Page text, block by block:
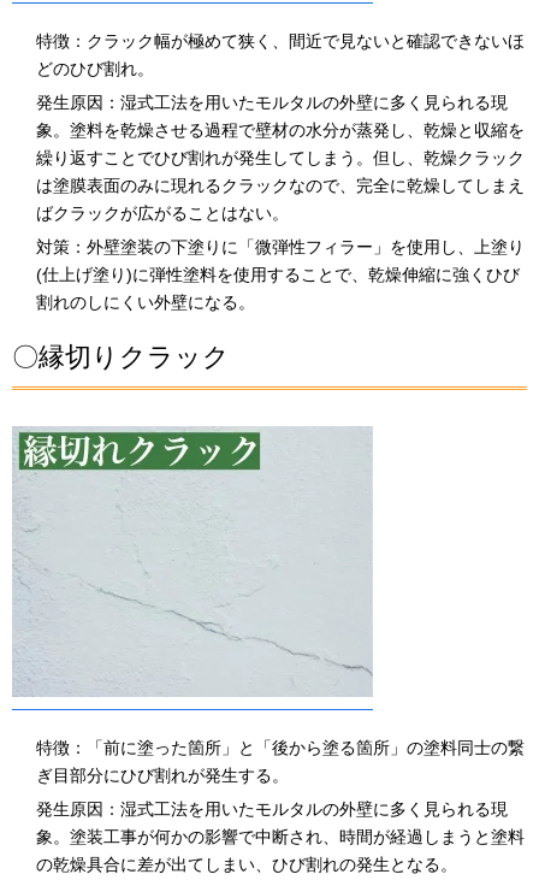
特徴：クラック幅が極めて狭く、間近で見ないと確認できないほ
どのひび割れ。
発生原因：湿式工法を用いたモルタルの外壁に多く見られる現
象。塗料を乾燥させる過程で壁材の水分が蒸発し、乾燥と収縮を
繰り返すことでひび割れが発生してしまう。但し、乾燥クラック
は塗膜表面のみに現れるクラックなので、完全に乾燥してしまえ
ばクラックが広がることはない。
対策：外壁塗装の下塗りに「微弾性フィラー」を使用し、上塗り
(仕上げ塗り)に弾性塗料を使用することで、乾燥伸縮に強くひび
割れのしにくい外壁になる。
〇縁切りクラック
特徴：「前に塗った箇所」と「後から塗る箇所」の塗料同士の繋
ぎ目部分にひび割れが発生する。
発生原因：湿式工法を用いたモルタルの外壁に多く見られる現
象。塗装工事が何かの影響で中断され、時間が経過しまうと塗料
の乾燥具合に差が出てしまい、ひび割れの発生となる。